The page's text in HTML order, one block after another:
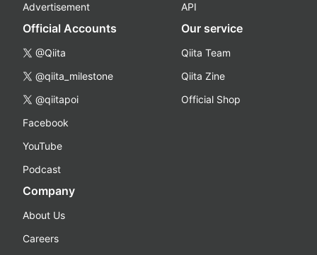
Advertisement
API
Official Accounts
@Qiita
@qiita_milestone
@qiitapoi
Facebook
YouTube
Podcast
Our service
Qiita Team
Qiita Zine
Official Shop
Company
About Us
Careers